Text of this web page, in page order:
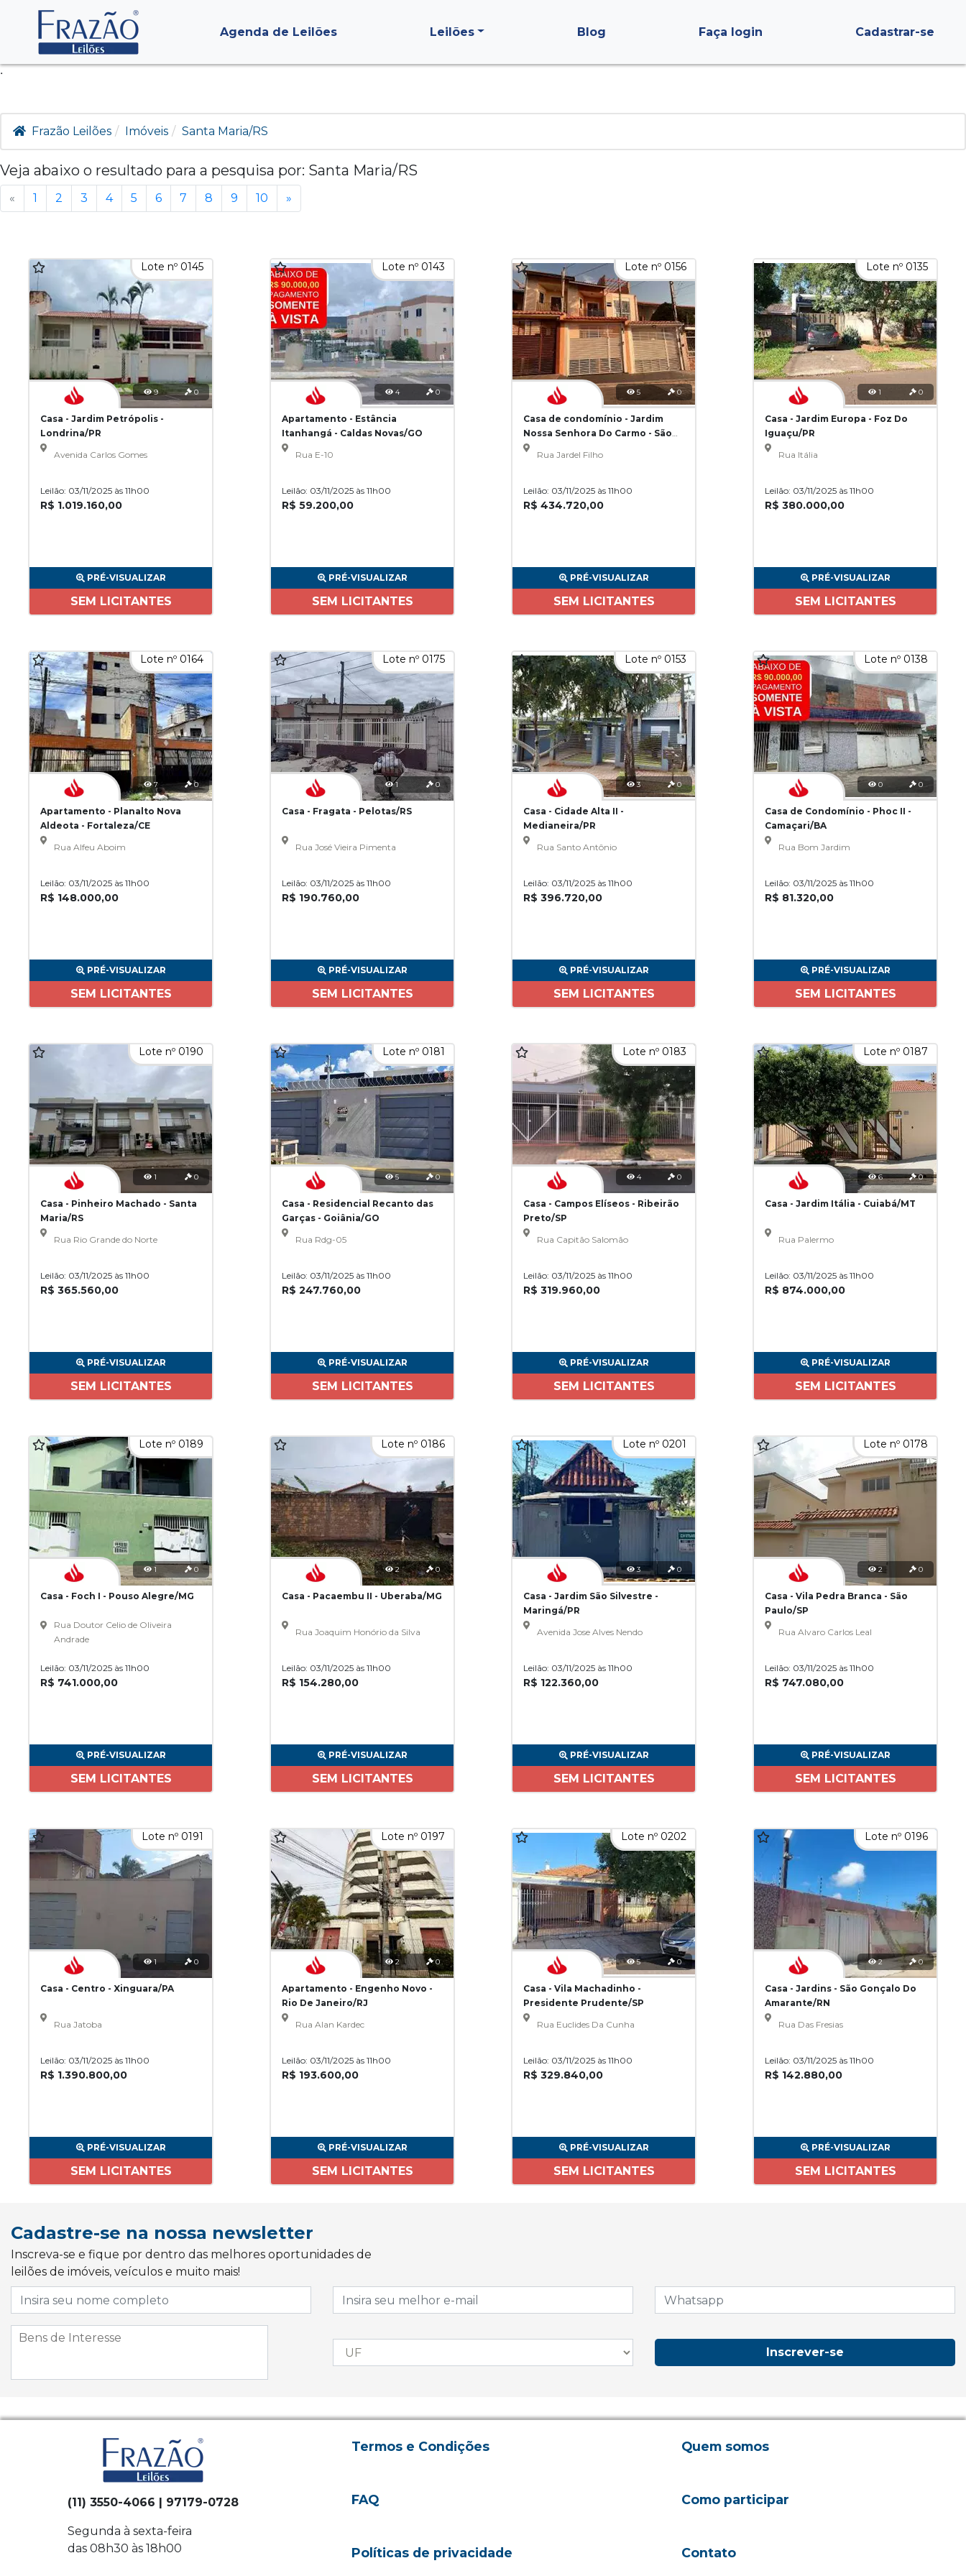
.
Agenda de Leilões Leilões Blog Faça login Cadastrar-se
Frazão Leilões Imóveis Santa Maria/RS
Veja abaixo o resultado para a pesquisa por: Santa Maria/RS
« 1 2 3 4 5 6 7 8 9 10 »
Lote nº 0145
9 0
Casa - Jardim Petrópolis -
Londrina/PR
Avenida Carlos Gomes
Leilão: 03/11/2025 às 11h00
R$ 1.019.160,00
PRÉ-VISUALIZAR
SEM LICITANTES
Lote nº 0143
4 0
Apartamento - Estância
Itanhangá - Caldas Novas/GO
Rua E-10
Leilão: 03/11/2025 às 11h00
R$ 59.200,00
PRÉ-VISUALIZAR
SEM LICITANTES
Lote nº 0156
5 0
Casa de condomínio - Jardim
Nossa Senhora Do Carmo - São
Paulo/SP
Rua Jardel Filho
Leilão: 03/11/2025 às 11h00
R$ 434.720,00
PRÉ-VISUALIZAR
SEM LICITANTES
Lote nº 0135
1 0
Casa - Jardim Europa - Foz Do
Iguaçu/PR
Rua Itália
Leilão: 03/11/2025 às 11h00
R$ 380.000,00
PRÉ-VISUALIZAR
SEM LICITANTES
Lote nº 0164
7 0
Apartamento - Planalto Nova
Aldeota - Fortaleza/CE
Rua Alfeu Aboim
Leilão: 03/11/2025 às 11h00
R$ 148.000,00
PRÉ-VISUALIZAR
SEM LICITANTES
Lote nº 0175
1 0
Casa - Fragata - Pelotas/RS
Rua José Vieira Pimenta
Leilão: 03/11/2025 às 11h00
R$ 190.760,00
PRÉ-VISUALIZAR
SEM LICITANTES
Lote nº 0153
3 0
Casa - Cidade Alta II -
Medianeira/PR
Rua Santo Antônio
Leilão: 03/11/2025 às 11h00
R$ 396.720,00
PRÉ-VISUALIZAR
SEM LICITANTES
Lote nº 0138
0 0
Casa de Condomínio - Phoc II -
Camaçari/BA
Rua Bom Jardim
Leilão: 03/11/2025 às 11h00
R$ 81.320,00
PRÉ-VISUALIZAR
SEM LICITANTES
Lote nº 0190
1 0
Casa - Pinheiro Machado - Santa
Maria/RS
Rua Rio Grande do Norte
Leilão: 03/11/2025 às 11h00
R$ 365.560,00
PRÉ-VISUALIZAR
SEM LICITANTES
Lote nº 0181
5 0
Casa - Residencial Recanto das
Garças - Goiânia/GO
Rua Rdg-05
Leilão: 03/11/2025 às 11h00
R$ 247.760,00
PRÉ-VISUALIZAR
SEM LICITANTES
Lote nº 0183
4 0
Casa - Campos Elíseos - Ribeirão
Preto/SP
Rua Capitão Salomão
Leilão: 03/11/2025 às 11h00
R$ 319.960,00
PRÉ-VISUALIZAR
SEM LICITANTES
Lote nº 0187
6 0
Casa - Jardim Itália - Cuiabá/MT
Rua Palermo
Leilão: 03/11/2025 às 11h00
R$ 874.000,00
PRÉ-VISUALIZAR
SEM LICITANTES
Lote nº 0189
1 0
Casa - Foch I - Pouso Alegre/MG
Rua Doutor Celio de Oliveira
Andrade
Leilão: 03/11/2025 às 11h00
R$ 741.000,00
PRÉ-VISUALIZAR
SEM LICITANTES
Lote nº 0186
2 0
Casa - Pacaembu II - Uberaba/MG
Rua Joaquim Honório da Silva
Leilão: 03/11/2025 às 11h00
R$ 154.280,00
PRÉ-VISUALIZAR
SEM LICITANTES
Lote nº 0201
3 0
Casa - Jardim São Silvestre -
Maringá/PR
Avenida Jose Alves Nendo
Leilão: 03/11/2025 às 11h00
R$ 122.360,00
PRÉ-VISUALIZAR
SEM LICITANTES
Lote nº 0178
2 0
Casa - Vila Pedra Branca - São
Paulo/SP
Rua Alvaro Carlos Leal
Leilão: 03/11/2025 às 11h00
R$ 747.080,00
PRÉ-VISUALIZAR
SEM LICITANTES
Lote nº 0191
1 0
Casa - Centro - Xinguara/PA
Rua Jatoba
Leilão: 03/11/2025 às 11h00
R$ 1.390.800,00
PRÉ-VISUALIZAR
SEM LICITANTES
Lote nº 0197
2 0
Apartamento - Engenho Novo -
Rio De Janeiro/RJ
Rua Alan Kardec
Leilão: 03/11/2025 às 11h00
R$ 193.600,00
PRÉ-VISUALIZAR
SEM LICITANTES
Lote nº 0202
5 0
Casa - Vila Machadinho -
Presidente Prudente/SP
Rua Euclides Da Cunha
Leilão: 03/11/2025 às 11h00
R$ 329.840,00
PRÉ-VISUALIZAR
SEM LICITANTES
Lote nº 0196
2 0
Casa - Jardins - São Gonçalo Do
Amarante/RN
Rua Das Fresias
Leilão: 03/11/2025 às 11h00
R$ 142.880,00
PRÉ-VISUALIZAR
SEM LICITANTES
Cadastre-se na nossa newsletter
Inscreva-se e fique por dentro das melhores oportunidades de
leilões de imóveis, veículos e muito mais!
Inscrever-se
(11) 3550-4066 | 97179-0728
Segunda à sexta-feira
das 08h30 às 18h00
Termos e Condições
FAQ
Políticas de privacidade
Quem somos
Como participar
Contato